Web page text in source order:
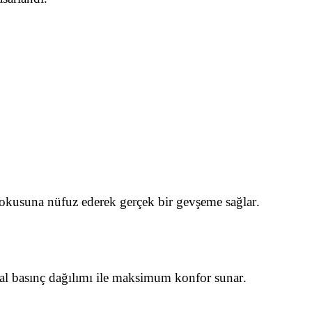
nüfuz ederek gerçek bir gevşeme sağlar.
dağılımı ile maksimum konfor sunar.